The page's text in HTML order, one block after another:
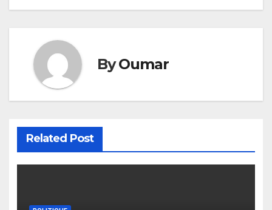
ByOumar
Related Post